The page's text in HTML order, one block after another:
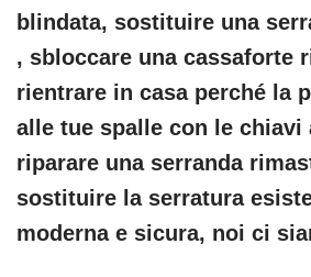
blindata, sostituire una
, sbloccare una cassaforte
rientrare in casa perché la
alle tue spalle con le chiavi
riparare una serranda
sostituire la serratura
moderna e sicura, noi ci